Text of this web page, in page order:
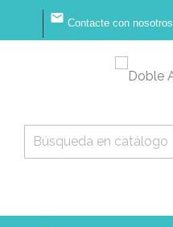
 Contacte con nosotros